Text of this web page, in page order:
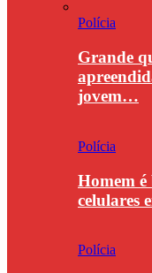
Polícia
Grande
jovem…
Polícia
Homem
celulares
Polícia